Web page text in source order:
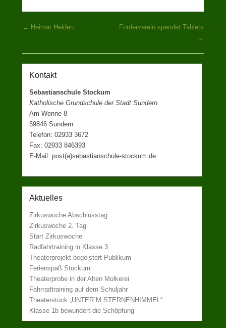
Beitragsnavigation
← Heimat Helden
Förderverein spendet Tablets
→
Kontakt
Sebastianschule Stockum
Katholische Grundschule der Stadt Sundern
Am Wenne 8
59846 Sundern
Telefon: 02933 3672
Fax: 02933 846393
E-Mail: post(a)sebastianschule-stockum.de
Aktuelles
Zirkuswoche Abschlusstag
Zirkuswoche 2. Tag
Start Zirkuswoche
Radfahrtraining in Klasse 3
Theaterprojekt begeistert Publikum
Ferienspaß Stockum
Theaterprobe in der Alten Molkerei
Fahrradtraining auf dem Schuljahr
Theaterstück „UNTER`M STERNENHIMMEL“
Klasse 1b bewundert die Schöpfung